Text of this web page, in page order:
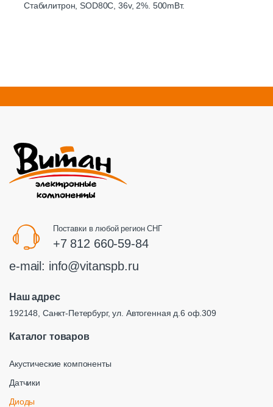
Стабилитрон, SOD80C, 36v, 2%. 500mВт.
Поставки в любой регион СНГ
+7 812 660-59-84
e-mail: info@vitanspb.ru
Наш адрес
192148, Санкт-Петербург, ул. Автогенная д.6 оф.309
Каталог товаров
Акустические компоненты
Датчики
Диоды